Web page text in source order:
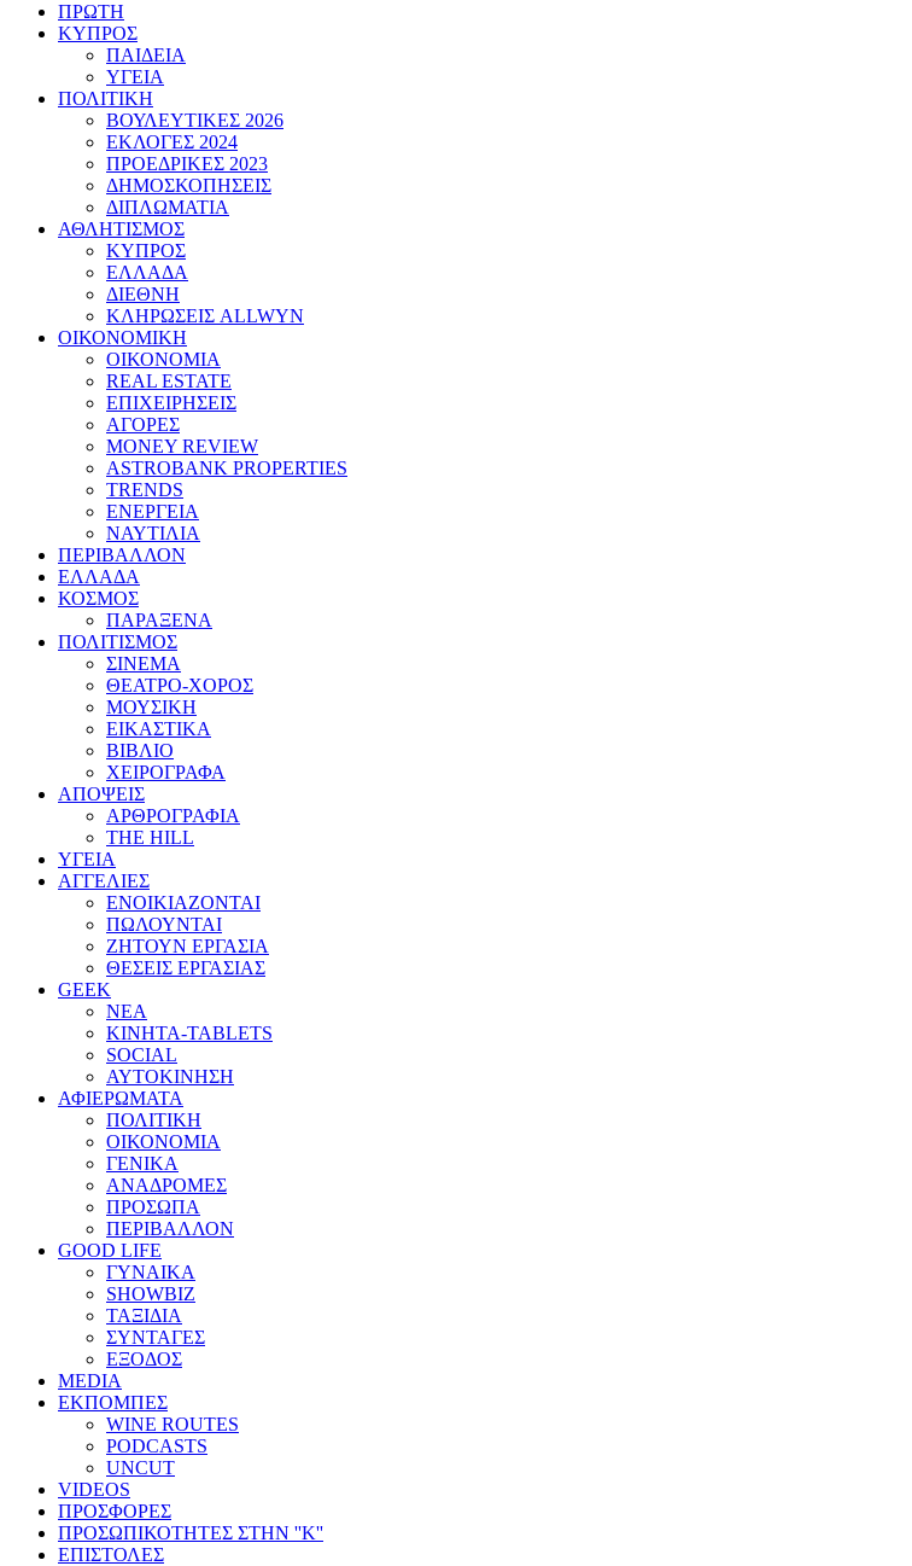
ΠΡΩΤΗ
ΚΥΠΡΟΣ
ΠΑΙΔΕΙΑ
ΥΓΕΙΑ
ΠΟΛΙΤΙΚΗ
ΒΟΥΛΕΥΤΙΚΕΣ 2026
ΕΚΛΟΓΕΣ 2024
ΠΡΟΕΔΡΙΚΕΣ 2023
ΔΗΜΟΣΚΟΠΗΣΕΙΣ
ΔΙΠΛΩΜΑΤΙΑ
ΑΘΛΗΤΙΣΜΟΣ
ΚΥΠΡΟΣ
ΕΛΛΑΔΑ
ΔΙΕΘΝΗ
ΚΛΗΡΩΣΕΙΣ ALLWYN
ΟΙΚΟΝΟΜΙΚΗ
ΟΙΚΟΝΟΜΙΑ
REAL ESTATE
ΕΠΙΧΕΙΡΗΣΕΙΣ
ΑΓΟΡΕΣ
MONEY REVIEW
ASTROBANK PROPERTIES
TRENDS
ΕΝΕΡΓΕΙΑ
ΝΑΥΤΙΛΙΑ
ΠΕΡΙΒΑΛΛΟΝ
ΕΛΛΑΔΑ
ΚΟΣΜΟΣ
ΠΑΡΑΞΕΝΑ
ΠΟΛΙΤΙΣΜΟΣ
ΣΙΝΕΜΑ
ΘΕΑΤΡΟ-ΧΟΡΟΣ
ΜΟΥΣΙΚΗ
ΕΙΚΑΣΤΙΚΑ
ΒΙΒΛΙΟ
ΧΕΙΡΟΓΡΑΦΑ
ΑΠΟΨΕΙΣ
ΑΡΘΡΟΓΡΑΦΙΑ
THE HILL
ΥΓΕΙΑ
ΑΓΓΕΛΙΕΣ
ΕΝΟΙΚΙΑΖΟΝΤΑΙ
ΠΩΛΟΥΝΤΑΙ
ΖΗΤΟΥΝ ΕΡΓΑΣΙΑ
ΘΕΣΕΙΣ ΕΡΓΑΣΙΑΣ
GEEK
ΝΕΑ
ΚΙΝΗΤΑ-TABLETS
SOCIAL
ΑΥΤΟΚΙΝΗΣΗ
ΑΦΙΕΡΩΜΑΤΑ
ΠΟΛΙΤΙΚΗ
ΟΙΚΟΝΟΜΙΑ
ΓΕΝΙΚΑ
ΑΝΑΔΡΟΜΕΣ
ΠΡΟΣΩΠΑ
ΠΕΡΙΒΑΛΛΟΝ
GOOD LIFE
ΓΥΝΑΙΚΑ
SHOWBIZ
ΤΑΞΙΔΙΑ
ΣΥΝΤΑΓΕΣ
ΕΞΟΔΟΣ
MEDIA
ΕΚΠΟΜΠΕΣ
WINE ROUTES
PODCASTS
UNCUT
VIDEOS
ΠΡΟΣΦΟΡΕΣ
ΠΡΟΣΩΠΙΚΟΤΗΤΕΣ ΣΤΗΝ ''Κ''
ΕΠΙΣΤΟΛΕΣ